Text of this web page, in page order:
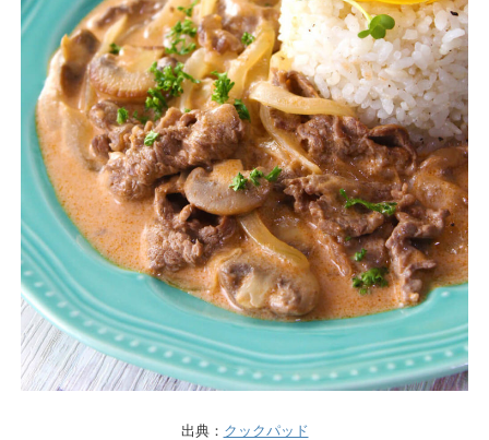
出典： クックパッド